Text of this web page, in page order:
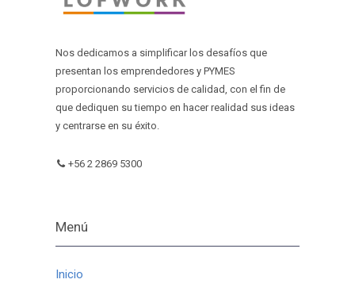
Nos dedicamos a simplificar los desafíos que
presentan los emprendedores y PYMES
proporcionando servicios de calidad, con el fin de
que dediquen su tiempo en hacer realidad sus ideas
y centrarse en su éxito.
+56 2 2869 5300
Menú
Inicio